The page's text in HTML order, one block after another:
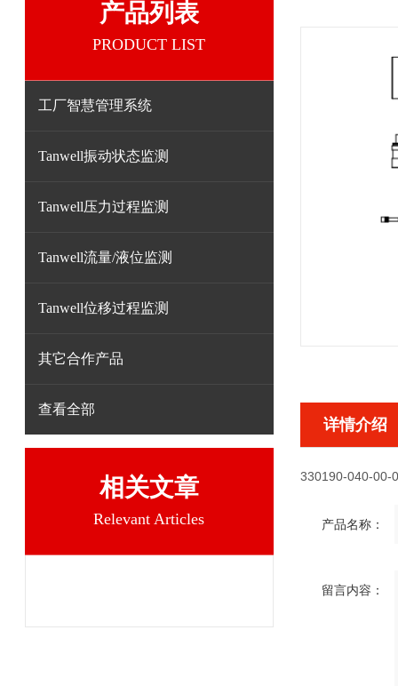
产品列表
PRODUCT LIST
工厂智慧管理系统
Tanwell振动状态监测
Tanwell压力过程监测
Tanwell流量/液位监测
Tanwell位移过程监测
其它合作产品
查看全部
相关文章
Relevant Articles
详情介绍
330190-040-00-
产品名称：
留言内容：